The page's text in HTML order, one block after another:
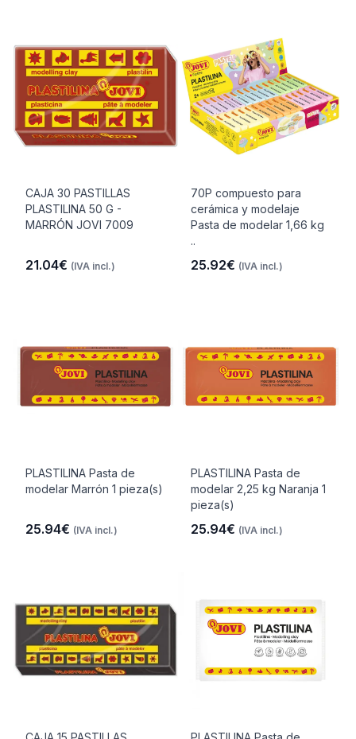
CAJA 30 PASTILLAS
PLASTILINA 50 G -
MARRÓN JOVI 7009
21.04€ (IVA incl.)
70P compuesto para
cerámica y modelaje
Pasta de modelar 1,66 kg
..
25.92€ (IVA incl.)
PLASTILINA Pasta de
modelar Marrón 1 pieza(s)
25.94€ (IVA incl.)
PLASTILINA Pasta de
modelar 2,25 kg Naranja 1
pieza(s)
25.94€ (IVA incl.)